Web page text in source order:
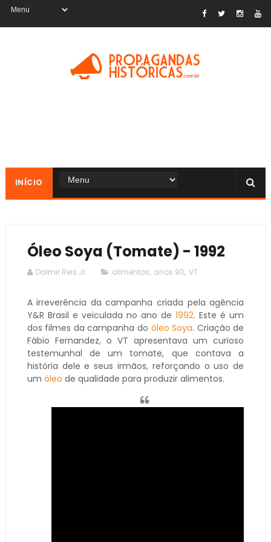
INÍCIO
Óleo Soya (Tomate) - 1992
Dalmir Reis Jr. alimentos, anos 90, VT
A irreverência da campanha criada pela agência
Y&R Brasil e veiculada no ano de1992. Este é um
dos filmes da campanha do óleo Soya. Criação de
Fábio Fernandez, o VT apresentava um curioso
testemunhal de um tomate, que contava a
história dele e seus irmãos, reforçando o uso de
um óleo de qualidade para produzir alimentos.